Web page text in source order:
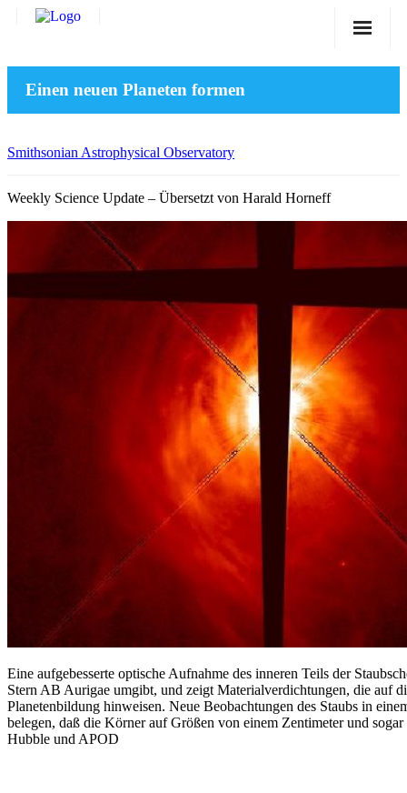
Sternwarte
Veranstaltungen
Galerie
Anfahrt
Einen neuen Planeten formen
Smithsonian Astrophysical Observatory
Weekly Science Update – Übersetzt von Harald Horneff
Eine aufgebesserte optische Aufnahme des inneren Teils der
Stern AB Aurigae umgibt, und zeigt Materialverdichtungen, die auf
Planetenbildung hinweisen. Neue Beobachtungen des Staubs in
belegen, daß die Körner auf Größen von einem Zentimeter und
Hubble und APOD